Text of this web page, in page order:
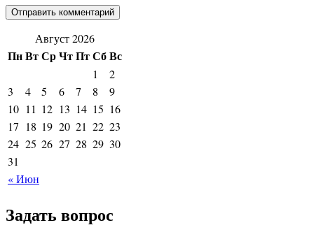
Август 2026
ПнВтСрЧтПтСбВс
« Июн
1
2
3
4 5 6 7 8
9
10 11 12 13 14 15 16
17 18 19 20 21 22 23
24 25 26 27 28 29 30
31
Задать вопрос